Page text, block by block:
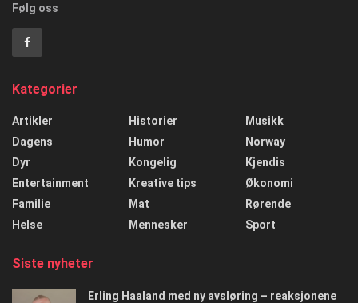
Følg oss
Kategorier
Artikler
Dagens
Dyr
Entertainment
Familie
Helse
Historier
Humor
Kongelig
Kreative tips
Mat
Mennesker
Musikk
Norway
Kjendis
Økonomi
Rørende
Sport
Siste nyheter
Erling Haaland med ny avsløring – reaksjonene